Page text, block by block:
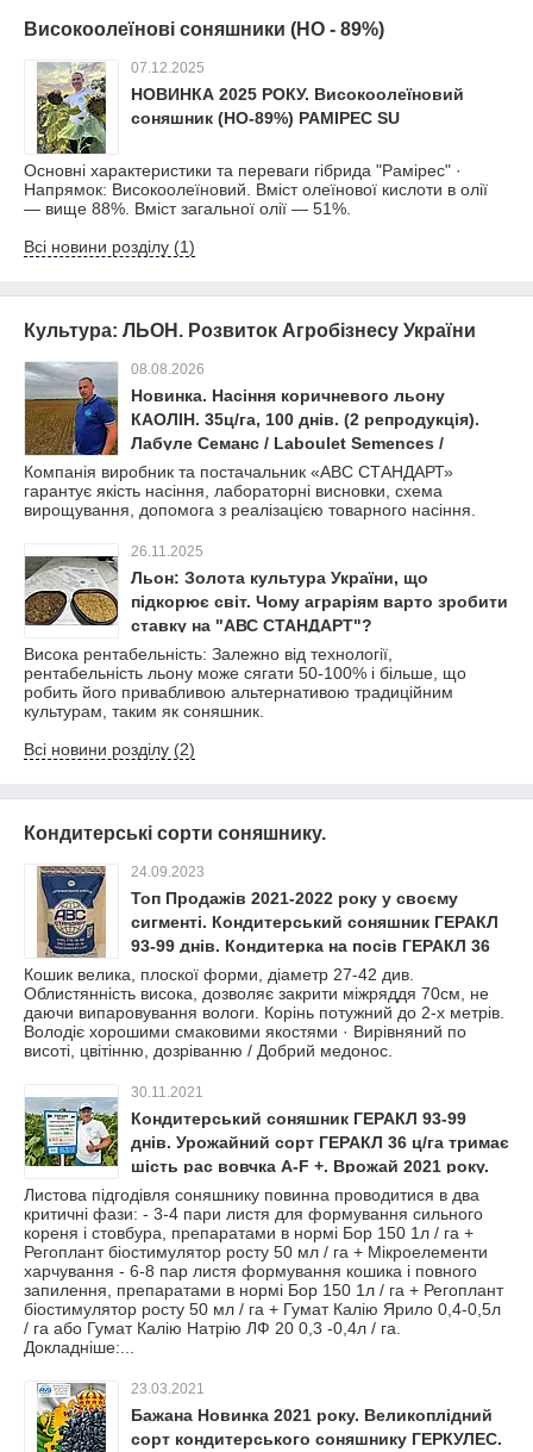
Високоолеїнові соняшники (HO - 89%)
07.12.2025
НОВИНКА 2025 РОКУ. Високоолеїновий
соняшник (HO-89%) РАМІРЕС SU
Основні характеристики та переваги гібрида "Рамірес" ·
Напрямок: Високоолеїновий. Вміст олеїнової кислоти в олії
— вище 88%. Вміст загальної олії — 51%.
Всі новини розділу (1)
Культура: ЛЬОН. Розвиток Агробізнесу України
08.08.2026
Новинка. Насіння коричневого льону
КАОЛІН. 35ц/га, 100 днів. (2 репродукція).
Лабуле Семанс / Laboulet Semences /
Франція
Компанія виробник та постачальник «АВС СТАНДАРТ»
гарантує якість насіння, лабораторні висновки, схема
вирощування, допомога з реалізацією товарного насіння.
26.11.2025
Льон: Золота культура України, що
підкорює світ. Чому аграріям варто зробити
ставку на "АВС СТАНДАРТ"?
Висока рентабельність: Залежно від технології,
рентабельність льону може сягати 50-100% і більше, що
робить його привабливою альтернативою традиційним
культурам, таким як соняшник.
Всі новини розділу (2)
Кондитерські сорти соняшнику.
24.09.2023
Топ Продажів 2021-2022 року у своєму
сигменті. Кондитерський соняшник ГЕРАКЛ
93-99 днів. Кондитерка на посів ГЕРАКЛ 36
ц/га вовчок A-F+. Врожай 2023 року. Об'єм
обмежений.
Кошик велика, плоскої форми, діаметр 27-42 див.
Облистянність висока, дозволяє закрити міжряддя 70см, не
даючи випаровування вологи. Корінь потужний до 2-х метрів.
Володіє хорошими смаковими якостями · Вирівняний по
висоті, цвітінню, дозріванню / Добрий медонос.
30.11.2021
Кондитерський соняшник ГЕРАКЛ 93-99
днів. Урожайний сорт ГЕРАКЛ 36 ц/га тримає
шість рас вовчка A-F +. Врожай 2021 року.
Листова підгодівля соняшнику повинна проводитися в два
критичні фази: - 3-4 пари листя для формування сильного
кореня і стовбура, препаратами в нормі Бор 150 1л / га +
Регоплант біостимулятор росту 50 мл / га + Мікроелементи
харчування - 6-8 пар листя формування кошика і повного
запилення, препаратами в нормі Бор 150 1л / га + Регоплант
біостимулятор росту 50 мл / га + Гумат Калію Ярило 0,4-0,5л
/ га або Гумат Калію Натрію ЛФ 20 0,3 -0,4л / га.
Докладніше:...
23.03.2021
Бажана Новинка 2021 року. Великоплідний
сорт кондитерського соняшнику ГЕРКУЛЕС.